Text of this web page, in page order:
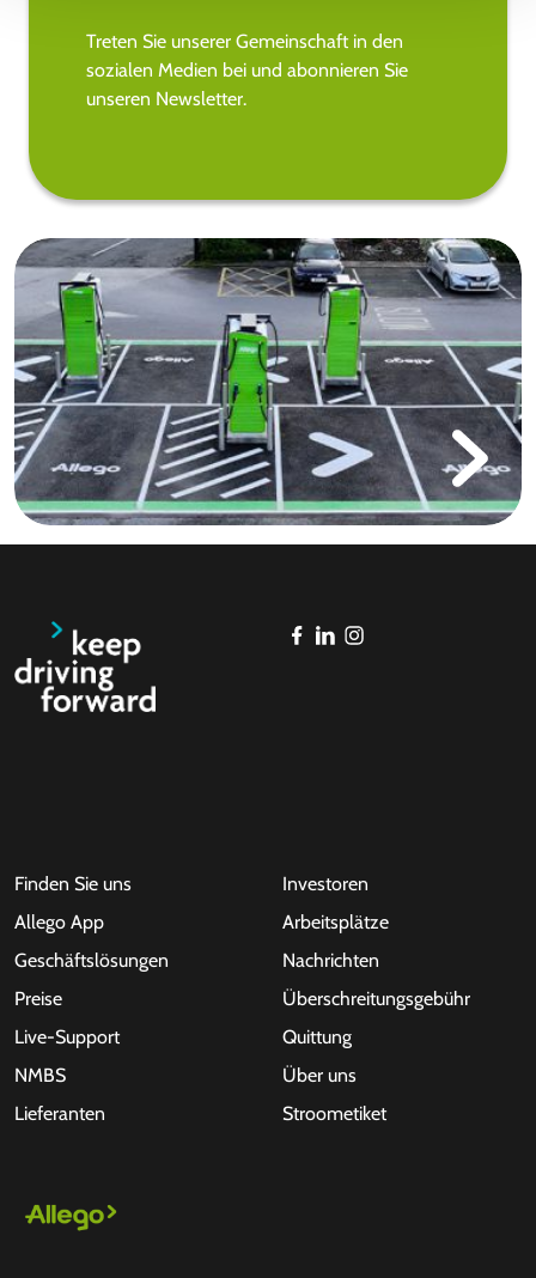
Treten Sie unserer Gemeinschaft in den
sozialen Medien bei und abonnieren Sie
unseren Newsletter.
Finden Sie uns
Allego App
Geschäftslösungen
Preise
Live-Support
NMBS
Lieferanten
Investoren
Arbeitsplätze
Nachrichten
Überschreitungsgebühr
Quittung
Über uns
Stroometiket